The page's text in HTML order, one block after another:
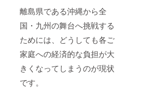
離島県である沖縄から全
国・九州の舞台へ挑戦する
ためには、どうしても各ご
家庭への経済的な負担が大
きくなってしまうのが現状
です。